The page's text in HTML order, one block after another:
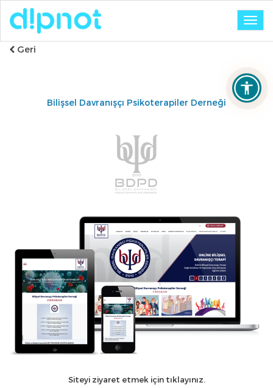
Geri
Bilişsel Davranışçı Psikoterapiler Derneği
Siteyi ziyaret etmek için tıklayınız.